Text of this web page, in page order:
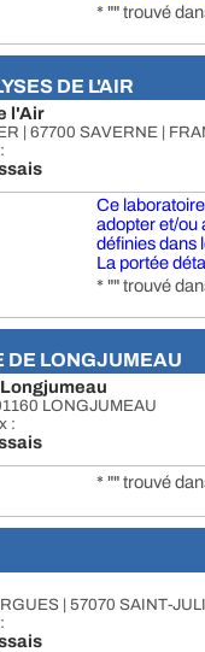
* "" trouvé
DE L'AIR
l'Air
| 67700 SAVERNE |
Ce
adopter et/ou
définies dans
La portée
* "" trouvé
DE LONGJUMEAU
LONGJUMEAU
:
* "" trouvé
| 57070 SAINT-